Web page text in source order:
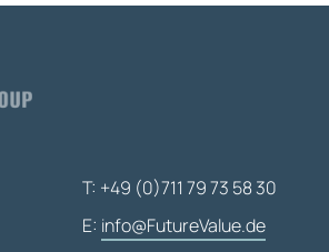
T: +49 (0)711 79 73 58 30
E: info@FutureValue.de